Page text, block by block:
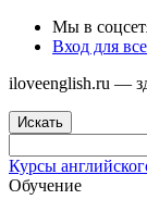
Мы в
Вход для
iloveenglish.ru —
Искать
Курсы
Обучение